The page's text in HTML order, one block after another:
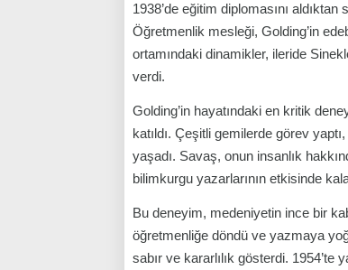
1938’de eğitim diplomasını
Öğretmenlik mesleği, Golding’in
ortamındaki dinamikler, ileride
verdi.
Golding’in hayatındaki en kritik
katıldı. Çeşitli gemilerde görev
yaşadı. Savaş, onun insanlık
bilimkurgu yazarlarının etkisinde
Bu deneyim, medeniyetin ince bir
öğretmenliğe döndü ve yazmaya
sabır ve kararlılık gösterdi. 1954’te